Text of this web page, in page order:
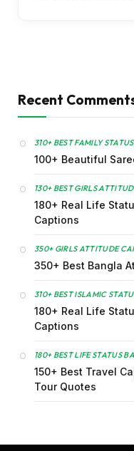
Recent
310+ BEST FAMILY STATUS
100+ Beautiful Saree
130+ BEST GIRLS
180+ Real Life Status
Captions
350+ GIRLS ATTITUDE
350+ Best Bangla
310+ BEST ISLAMIC
180+ Real Life Status
Captions
180+ BEST LIFE STATUS
150+ Best Travel
Tour Quotes